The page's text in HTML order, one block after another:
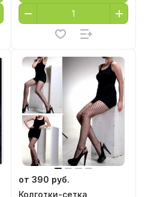
от 390 руб.
Колготки-сетка